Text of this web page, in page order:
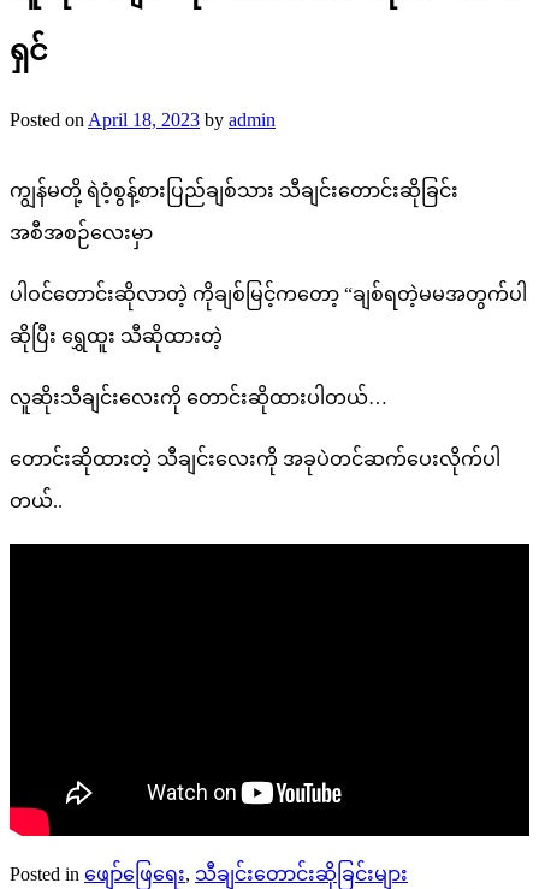
ရှင်
Posted on April 18, 2023 by admin
ကျွန်မတို့ ရဲဝံ့စွန့်စားပြည်ချစ်သား သီချင်းတောင်းဆိုခြင်း
အစီအစဉ်လေးမှာ
ပါဝင်တောင်းဆိုလာတဲ့ ကိုချစ်မြင့်ကတော့ “ချစ်ရတဲ့မမအတွက်ပါ
ဆိုပြီး ရွှေထူး သီဆိုထားတဲ့
လူဆိုးသီချင်းလေးကို တောင်းဆိုထားပါတယ်…
တောင်းဆိုထားတဲ့ သီချင်းလေးကို အခုပဲတင်ဆက်ပေးလိုက်ပါ
တယ်..
Posted in ဖျော်ဖြေရေး, သီချင်းတောင်းဆိုခြင်းများ